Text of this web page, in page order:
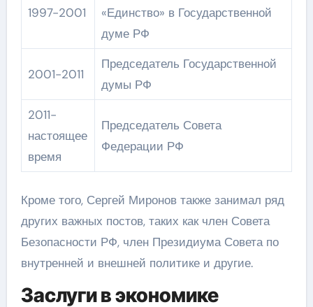
1997-2001
«Единство» в Государственной
думе РФ
2001-2011
Председатель Государственной
думы РФ
2011-
настоящее
время
Председатель Совета
Федерации РФ
Кроме того, Сергей Миронов также занимал ряд
других важных постов, таких как член Совета
Безопасности РФ, член Президиума Совета по
внутренней и внешней политике и другие.
Заслуги в экономике